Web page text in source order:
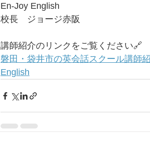
En-Joy English
校長　ジョージ赤阪
講師紹介のリンクをご覧ください🔗
磐田・袋井市の英会話スクール講師
English